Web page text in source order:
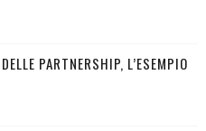
PARTNERSHIP, L’ESEMPIO